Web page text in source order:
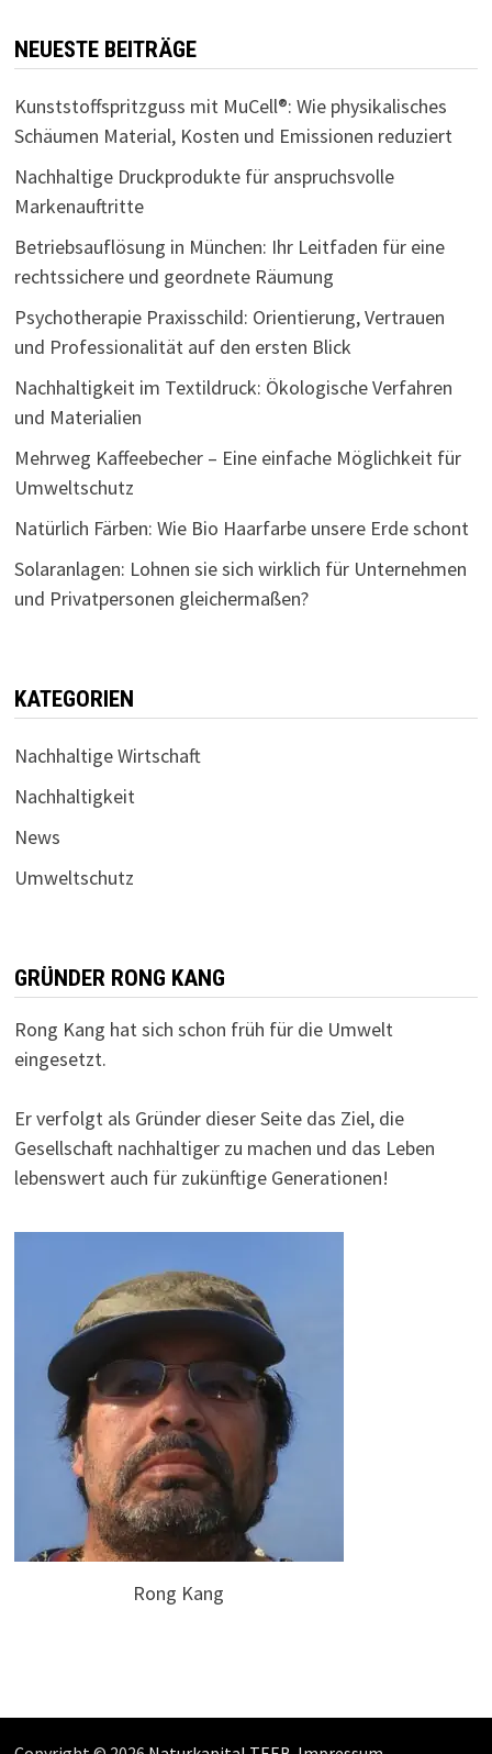
NEUESTE BEITRÄGE
Kunststoffspritzguss mit MuCell®: Wie physikalisches
Schäumen Material, Kosten und Emissionen reduziert
Nachhaltige Druckprodukte für anspruchsvolle
Markenauftritte
Betriebsauflösung in München: Ihr Leitfaden für eine
rechtssichere und geordnete Räumung
Psychotherapie Praxisschild: Orientierung, Vertrauen
und Professionalität auf den ersten Blick
Nachhaltigkeit im Textildruck: Ökologische Verfahren
und Materialien
Mehrweg Kaffeebecher – Eine einfache Möglichkeit für
Umweltschutz
Natürlich Färben: Wie Bio Haarfarbe unsere Erde schont
Solaranlagen: Lohnen sie sich wirklich für Unternehmen
und Privatpersonen gleichermaßen?
KATEGORIEN
Nachhaltige Wirtschaft
Nachhaltigkeit
News
Umweltschutz
GRÜNDER RONG KANG
Rong Kang hat sich schon früh für die Umwelt
eingesetzt.
Er verfolgt als Gründer dieser Seite das Ziel, die
Gesellschaft nachhaltiger zu machen und das Leben
lebenswert auch für zukünftige Generationen!
Rong Kang